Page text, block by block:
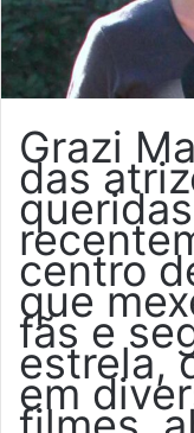
Grazi
das
centro
que
fãs e
estrela,
em